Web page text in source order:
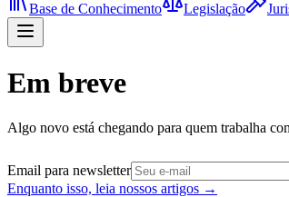
Base de Conhecimento Legislação
Em breve
Algo novo está chegando para quem trabalha
Email para newsletter
Enquanto isso, leia nossos artigos →